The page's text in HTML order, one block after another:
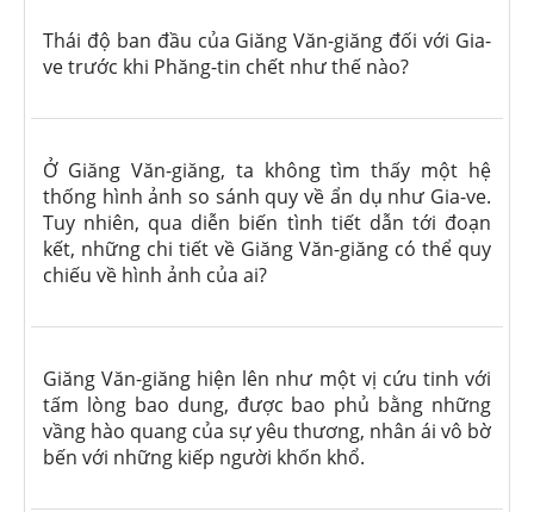
Thái độ ban đầu của Giăng Văn-giăng đối với Gia-
ve trước khi Phăng-tin chết như thế nào?
Ở Giăng Văn-giăng, ta không tìm thấy một hệ
thống hình ảnh so sánh quy về ẩn dụ như Gia-ve.
Tuy nhiên, qua diễn biến tình tiết dẫn tới đoạn
kết, những chi tiết về Giăng Văn-giăng có thể quy
chiếu về hình ảnh của ai?
Giăng Văn-giăng hiện lên như một vị cứu tinh với
tấm lòng bao dung, được bao phủ bằng những
vầng hào quang của sự yêu thương, nhân ái vô bờ
bến với những kiếp người khốn khổ.